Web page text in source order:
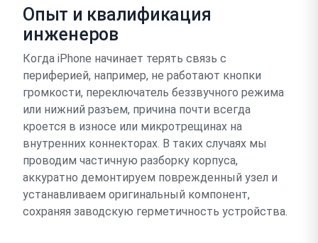
Опыт и квалификация
инженеров
Когда iPhone начинает терять связь с
периферией, например, не работают кнопки
громкости, переключатель беззвучного режима
или нижний разъем, причина почти всегда
кроется в износе или микротрещинах на
внутренних коннекторах. В таких случаях мы
проводим частичную разборку корпуса,
аккуратно демонтируем поврежденный узел и
устанавливаем оригинальный компонент,
сохраняя заводскую герметичность устройства.